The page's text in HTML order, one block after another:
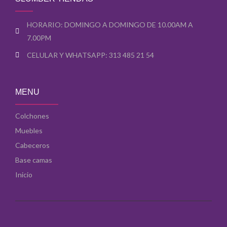
o
m
s
r
HORARIO: DOMINGO A DOMINGO DE 10.00AM A
7.00PM
CELULAR Y WHATSAPP: 313 485 21 54
MENU
Colchones
Muebles
Cabeceros
Base camas
Inicio